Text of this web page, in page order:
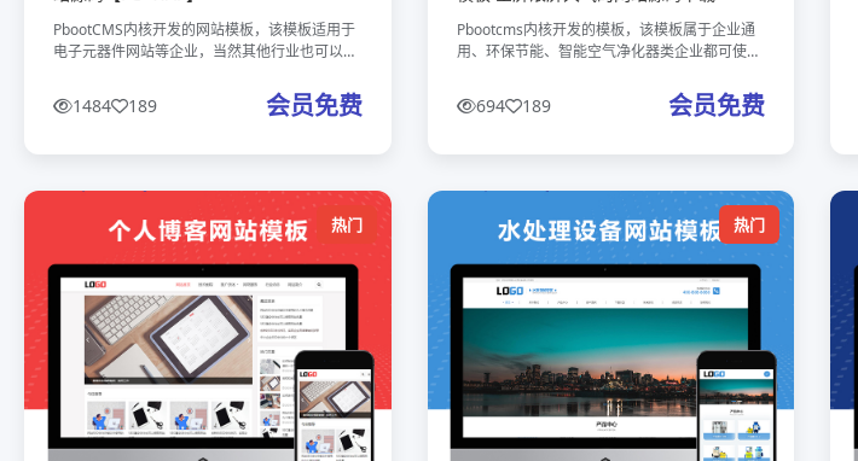
PbootCMS内核开发的网站模板，该模板适用于
电子元器件网站等企业，当然其他行业也可以
款电子元器件公司专属网站模板，是针对电子元
器件、半导体芯片、精密电子配
1484 189 会员免费
Pbootcms内核开发的模板，该模板属于企业通
用、环保节能、智能空气净化器类企业都可使
型的企业，你只需要把图片和产品内容； 换成你
的，颜色都可以修改，改完
694 189 会员免费
热门 热门